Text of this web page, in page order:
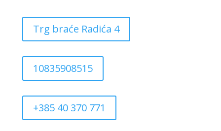
Trg braće Radića 4
10835908515
+385 40 370 771